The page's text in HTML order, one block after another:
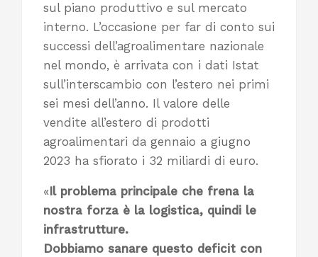
sul piano produttivo e sul mercato
interno. L’occasione per far di conto sui
successi dell’agroalimentare nazionale
nel mondo, è arrivata con i dati Istat
sull’interscambio con l’estero nei primi
sei mesi dell’anno. Il valore delle
vendite all’estero di prodotti
agroalimentari da gennaio a giugno
2023 ha sfiorato i 32 miliardi di euro.
«Il problema principale che frena la
nostra forza è la logistica, quindi le
infrastrutture.
Dobbiamo sanare questo deficit con